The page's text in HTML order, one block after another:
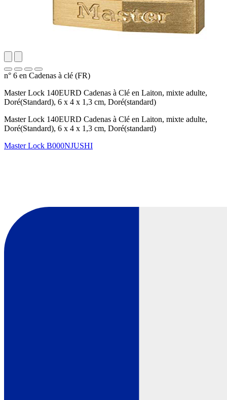
n° 6 en Cadenas à clé (FR)
Master Lock 140EURD Cadenas à Clé en Laiton, mixte adulte,
Doré(Standard), 6 x 4 x 1,3 cm, Doré(standard)
Master Lock 140EURD Cadenas à Clé en Laiton, mixte adulte,
Doré(Standard), 6 x 4 x 1,3 cm, Doré(standard)
Master Lock B000NJUSHI